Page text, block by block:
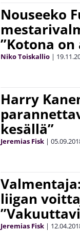
Nouseeko
”Kotona
Niko Toiskallio |
Harry
kesällä”
Jeremias Fisk |
liigan
Jeremias Fisk |